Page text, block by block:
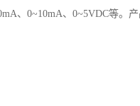
、0~10mA、0~5VDC等。